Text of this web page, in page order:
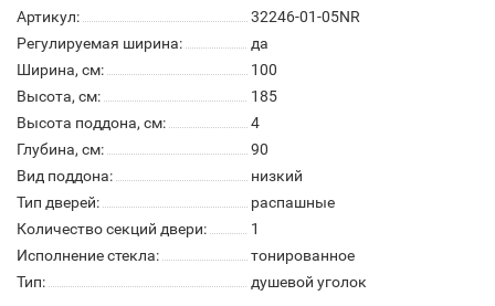
Артикул:
32246-01-05NR
Регулируемая ширина:
да
Ширина, см:
100
Высота, см:
185
Высота поддона, см:
4
Глубина, см:
90
Вид поддона:
низкий
Тип дверей:
распашные
Количество секций двери:
1
Исполнение стекла:
тонированное
Тип:
душевой уголок